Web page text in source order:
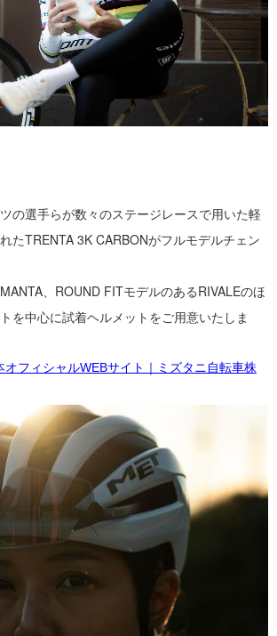
の選手らが数々のステージレースで用いた軽
たTRENTA 3K CARBONがフルモデルチェン
MANTA、 ROUND FITモデルのあるRIVALEのほ
を中心に試着ヘルメットをご用意いたしま
オフィシャルWEBサイト｜ミズタニ自転車株